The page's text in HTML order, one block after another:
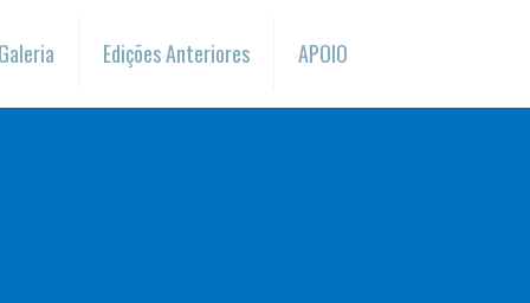
Edições Anteriores APOIO